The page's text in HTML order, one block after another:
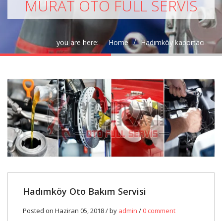
MURAT OTO FULL SERVIS
you are here: Home Hadımköy kaportacı
Hadımköy Oto Bakım Servisi
Posted on Haziran 05, 2018 / by admin / 0 comment